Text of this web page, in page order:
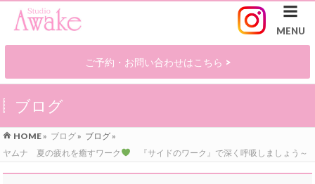
ご予約・お問い合わせはこちら >
ブログ
HOME» ブログ» ブログ»
ヤムナ 夏の疲れを癒すワーク
『サイドのワーク』で深く呼吸しましょう～